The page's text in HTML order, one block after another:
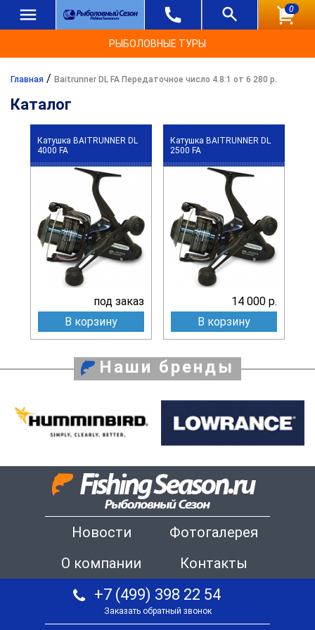
0
РЫБОЛОВНЫЕ ТУРЫ
Главная / Baitrunner DL FA Передаточное число 4.8:1 от 6 280 р.
Каталог
Катушка BAITRUNNER DL
4000 FA
под заказ
В корзину
Катушка BAITRUNNER DL
2500 FA
14 000 р.
В корзину
Наши бренды
Новости
Фотогалерея
О компании
Контакты
+7 (499) 398 22 54
Заказать обратный звонок